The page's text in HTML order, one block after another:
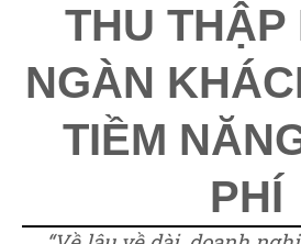
THU THẬP
NGÀN
TIỀM
PHÍ